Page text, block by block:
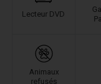
Lecteur DVD
Animaux
refusés